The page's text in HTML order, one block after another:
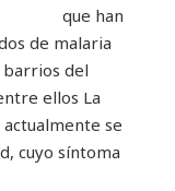
que han
de malaria
barrios del
ellos La
se
cuyo síntoma